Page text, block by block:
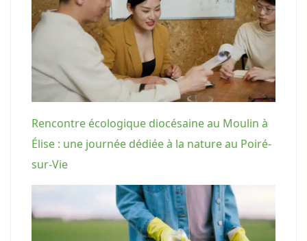
Rencontre écologique diocésaine au Moulin à
Élise : une journée dédiée à la nature au Poiré-
sur-Vie